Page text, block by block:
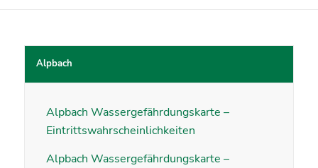
Alpbach
Alpbach Wassergefährdungskarte –
Eintrittswahrscheinlichkeiten
Alpbach Wassergefährdungskarte –